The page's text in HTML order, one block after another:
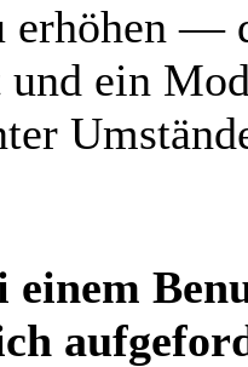
erhöhen —
und ein
einem